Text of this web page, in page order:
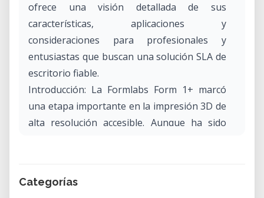
ofrece una visión detallada de sus
características, aplicaciones y
consideraciones para profesionales y
entusiastas que buscan una solución SLA de
escritorio fiable.
Introducción: La Formlabs Form 1+ marcó
una etapa importante en la impresión 3D de
alta resolución accesible. Aunque ha sido
capacidades únicas. Esta página explora las
Categorías